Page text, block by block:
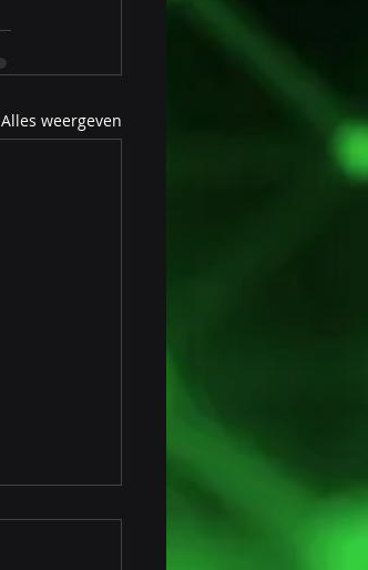
Alles weergeven